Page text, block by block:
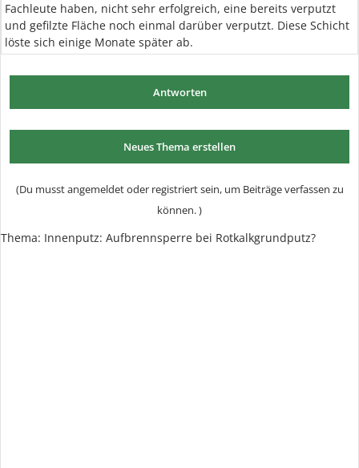
Fachleute haben, nicht sehr erfolgreich, eine bereits verputzt
und gefilzte Fläche noch einmal darüber verputzt. Diese Schicht
löste sich einige Monate später ab.
Antworten
Neues Thema erstellen
(Du musst angemeldet oder registriert sein, um Beiträge verfassen zu
können. )
Thema: Innenputz: Aufbrennsperre bei Rotkalkgrundputz?